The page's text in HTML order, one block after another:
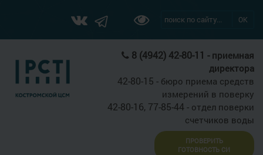
ОК
8 (4942) 42-80-11 - приемная
директора
42-80-15 - бюро приема средств
измерений в поверку
42-80-16, 77-85-44 - отдел поверки
счетчиков воды
ПРОВЕРИТЬ
ГОТОВНОСТЬ СИ